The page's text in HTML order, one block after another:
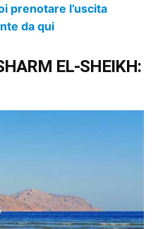
prenotare l’uscita
da qui
EL-SHEIKH: